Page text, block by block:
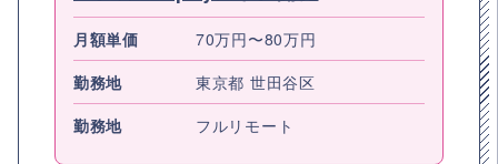
月額単価
70万円〜80万円
勤務地
東京都 世田谷区
勤務地
フルリモート